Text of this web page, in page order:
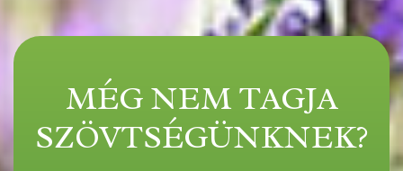
MÉG NEM TAGJA
SZÖVTSÉGÜNKNEK?